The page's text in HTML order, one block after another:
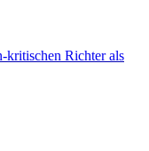
kritischen Richter als